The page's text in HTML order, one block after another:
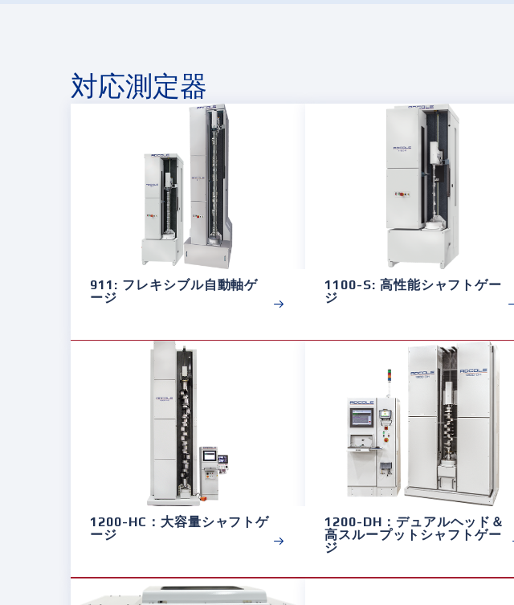
対応測定器
911: フレキシブル自動軸ゲ
ージ
1100-S: 高性能シャフトゲー
ジ
1200-HC：大容量シャフトゲ
ージ
1200-DH：デュアルヘッド＆
高スループットシャフトゲー
ジ